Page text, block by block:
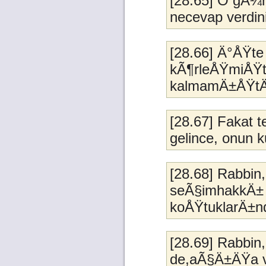
necevap
[28.66]
[28.67] Fakat
gelince, onun
[28.68]
[28.69]
de,aÃ§Ä±ÄŸa